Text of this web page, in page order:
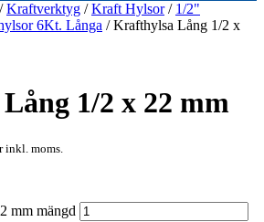
/Kraftverktyg /Kraft Hylsor/ 1/2"
6Kt. Långa / Krafthylsa Lång 1/2 x
1/2 x 22 mm
inkl. moms.
mm mängd